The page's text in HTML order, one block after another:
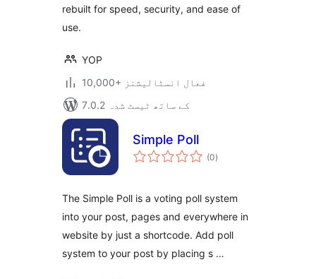
rebuilt for speed, security, and ease of
use.
YOP
10,000+ فعال انسٹالیشنز
7.0.2 کے ساتھ ٹیسٹ شدہ
Simple Poll
(0مجموعی
درجہ
)
The Simple Poll is a voting poll system
into your post, pages and everywhere in
website by just a shortcode. Add poll
system to your post by placing s …